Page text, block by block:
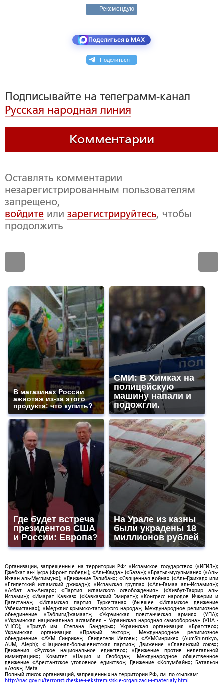
Рекомендую
Поделиться в MAX
Поделиться
Подписывайте на телеграмм-канал
Русская народная линия
Комментарии
Оставлять комментарии
незарегистрированным пользователям
запрещено,
войдите или зарегистрируйтесь, чтобы
продолжить
В магазинах России
ажиотаж из-за этого
продукта: что купить?
СМИ: В Химках на
полицейскую
машину напали и
подожгли.
Где будет встреча
президентов США
и России: Европа?
На Урале из казны
были украдены 18
миллионов рублей
Организации, запрещенные на территории РФ: «Исламское государство» («ИГИЛ»);
Джебхат ан-Нусра (Фронт победы); «Аль-Каида» («База»); «Братья-мусульмане» («Аль-
Ихван аль-Муслимун»); «Движение Талибан»; «Священная война» («Аль-Джихад» или
«Египетский исламский джихад»); «Исламская группа» («Аль-Гамаа аль-Исламия»);
«Асбат аль-Ансар»; «Партия исламского освобождения» («Хизбут-Тахрир аль-
Ислами»); «Имарат Кавказ» («Кавказский Эмират»); «Конгресс народов Ичкерии и
Дагестана»; «Исламская партия Туркестана» (бывшее «Исламское движение
Узбекистана»); «Меджлис крымско-татарского народа»; Международное религиозное
объединение «ТаблигиДжамаат»; «Украинская повстанческая армия» (УПА);
«Украинская национальная ассамблея – Украинская народная самооборона» (УНА -
УНСО); «Тризуб им. Степана Бандеры»; Украинская организация «Братство»;
Украинская организация «Правый сектор»; Международное религиозное
объединение «АУМ Синрике»; Свидетели Иеговы; «АУМСинрике» (AumShinrikyo,
AUM, Aleph); «Национал-большевистская партия»; Движение «Славянский союз»;
Движения «Русское национальное единство»; «Движение против нелегальной
иммиграции»; Комитет «Нация и Свобода»; Международное общественное
движение «Арестантское уголовное единство»; Движение «Колумбайн»; Батальон
«Азов»; Meta
Полный список организаций, запрещенных на территории РФ, см. по ссылкам:
http://nac.gov.ru/terroristicheskie-i-ekstremistskie-organizacii-i-materialy.html